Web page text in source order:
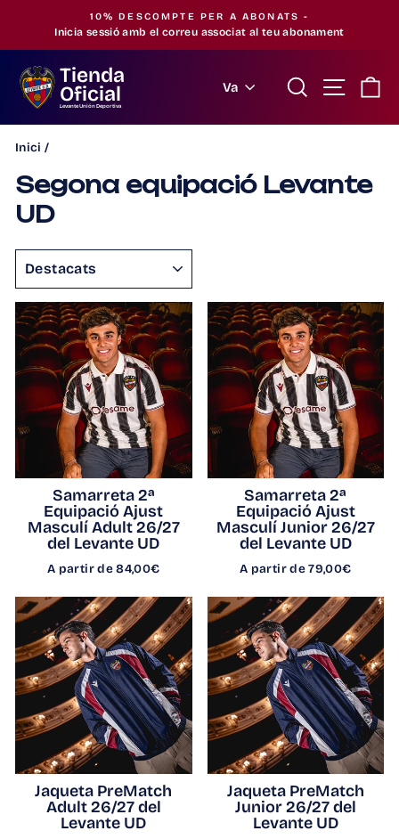
contingut
Pausa
10% DESCOMPTE PER A ABONATS -
Inicia sessió amb el correu associat al teu abonament
Tienda
Oficial
Levante Unión Deportiva
Idioma
Va Buscar
Inici /
Segona equipació Levante
UD
Samarreta 2ª
Equipació Ajust
Masculí Adult 26/27
del Levante UD
A partir de 84,00€
Samarreta 2ª
Equipació Ajust
Masculí Junior 26/27
del Levante UD
A partir de 79,00€
Jaqueta PreMatch
Adult 26/27 del
Levante UD
Jaqueta PreMatch
Junior 26/27 del
Levante UD